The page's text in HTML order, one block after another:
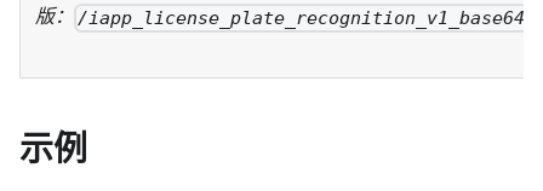
版：
/iapp_license_plate_recognition_v1_base64
示例